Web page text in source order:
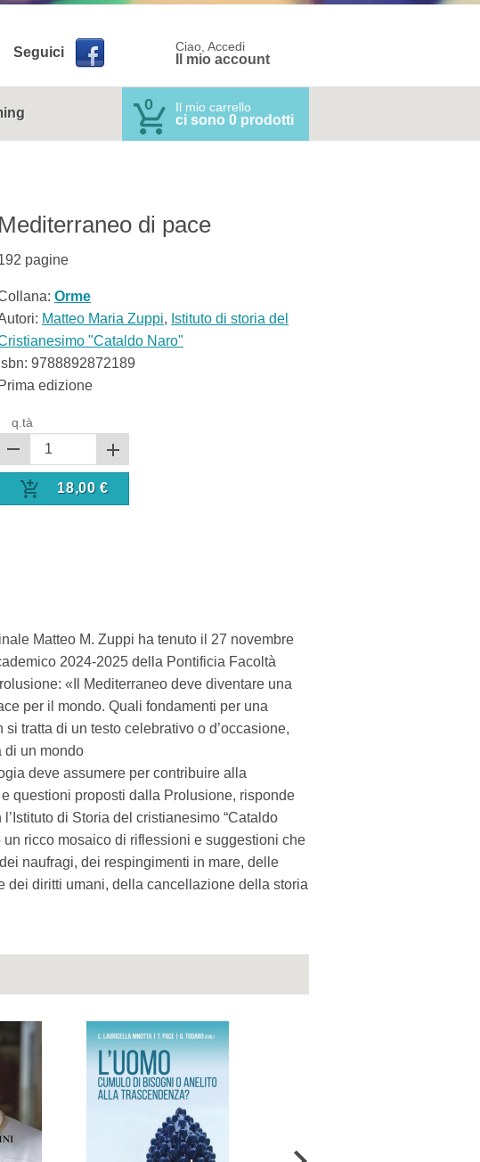
Seguici Ciao, Accedi
Il mio account
0 Il mio carrello
ci sono 0 prodotti
Mediterraneo di pace
pagine
Orme
Matteo Maria Zuppi, Istituto di storia del
"Cataldo Naro"
9788892872189
Prima edizione
q.tà
18,00 €
Matteo M. Zuppi ha tenuto il 27 novembre
2024-2025 della Pontificia Facoltà
«Il Mediterraneo deve diventare una
per il mondo. Quali fondamenti per una
tratta di un testo celebrativo o d’occasione,
di un mondo
deve assumere per contribuire alla
questioni proposti dalla Prolusione, risponde
di Storia del cristianesimo “Cataldo
ricco mosaico di riflessioni e suggestioni che
naufragi, dei respingimenti in mare, delle
diritti umani, della cancellazione della storia